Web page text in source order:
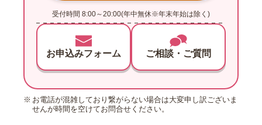
受付時間 8:00～20:00(年中無休※年末年始は除く)
お申込みフォーム ご相談・ご質問
お電話が混雑しており繋がらない場合は大変申し訳ございま
せんが時間を空けてお問合せください。